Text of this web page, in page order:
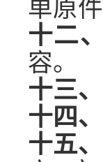
单原
十二
容。
十三
十四
十五